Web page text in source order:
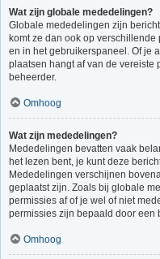
Wat zijn globale mededelingen?
Globale mededelingen zijn
komt ze dan ook op
en in het gebruikerspaneel. Of je
plaatsen hangt af van de vereiste
beheerder.
Omhoog
Wat zijn mededelingen?
Mededelingen bevatten vaak
het lezen bent, je kunt deze
Mededelingen verschijnen
geplaatst zijn. Zoals bij globale
permissies af of je wel of niet
permissies zijn bepaald door een
Omhoog